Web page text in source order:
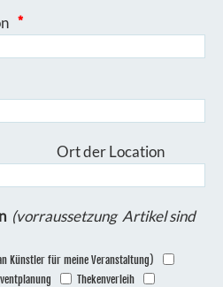
*
der Location
(vorraussetzung Artikel sind
Künstler für meine Veranstaltung)
Thekenverleih